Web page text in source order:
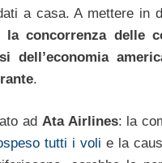
a casa. A mettere in
la concorrenza delle
dell’economia
.
ad Ata Airlines: la
tutti i voli e la